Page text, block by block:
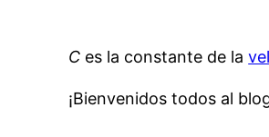
C es la constante de la
¡Bienvenidos todos al